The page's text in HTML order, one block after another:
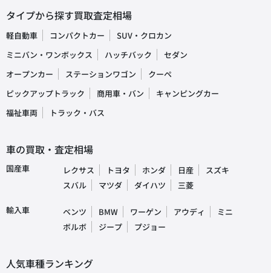
タイプから探す買取査定相場
軽自動車 コンパクトカー
SUV・クロカン
ミニバン・ワンボックス
ハッチバック
セダン
オープンカー
ステーションワゴン
クーペ
ピックアップトラック
商用車・バン
キャンピングカー
福祉車両
トラック・バス
車の買取・査定相場
国産車 レクサス トヨタ ホンダ 日産
スズキ
スバル
マツダ ダイハツ 三菱
輸入車 ベンツ BMW ワーゲン アウディ
ミニ
ボルボ
ジープ プジョー
人気車種ランキング